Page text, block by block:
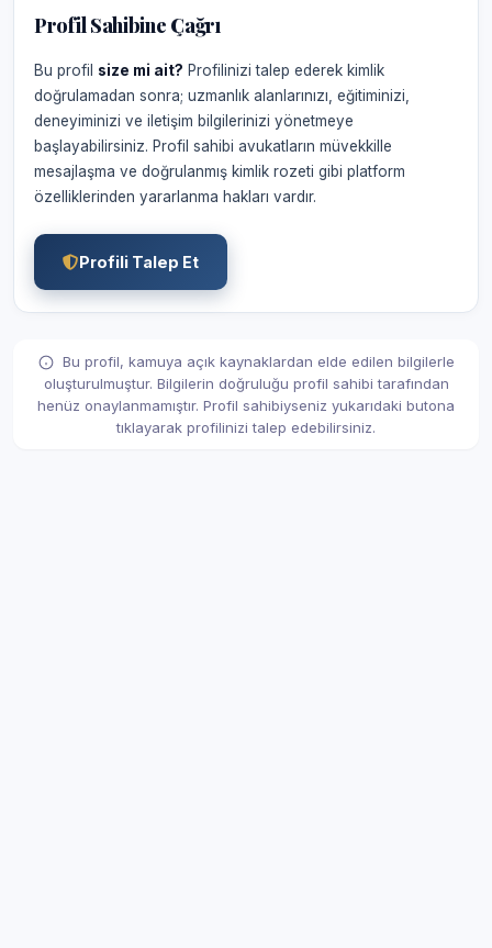
Profil Sahibine Çağrı
Bu profil size mi ait? Profilinizi talep ederek kimlik
doğrulamadan sonra; uzmanlık alanlarınızı, eğitiminizi,
deneyiminizi ve iletişim bilgilerinizi yönetmeye
başlayabilirsiniz. Profil sahibi avukatların müvekkille
mesajlaşma ve doğrulanmış kimlik rozeti gibi platform
özelliklerinden yararlanma hakları vardır.
Profili Talep Et
Bu profil, kamuya açık kaynaklardan elde edilen bilgilerle
oluşturulmuştur. Bilgilerin doğruluğu profil sahibi tarafından
henüz onaylanmamıştır. Profil sahibiyseniz yukarıdaki butona
tıklayarak profilinizi talep edebilirsiniz.